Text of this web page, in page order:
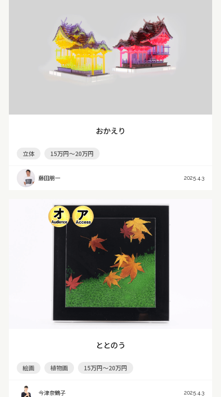
おかえり
立体 15万円～20万円
藤田朋一 2025.4.3
ととのう
絵画 植物画 15万円～20万円
今津奈鶴子 2025.4.3